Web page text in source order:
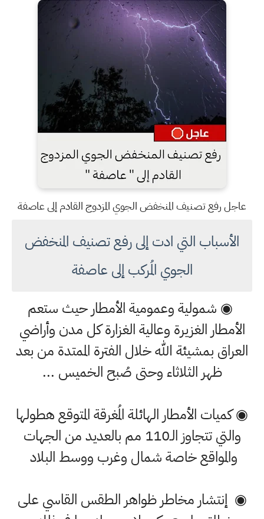
عاجل رفع تصنيف المنخفض الجوي المزدوج القادم إلى عاصفة
الأسباب التي ادت إلى رفع تصنيف المنخفض
الجوي المُركب إلى عاصفة
◉ شمولية وعمومية الأمطار حيث ستعم
الأمطار الغزيرة وعالية الغزارة كل مدن وأراضي
العراق بمشيئة الله خلال الفترة الممتدة من بعد
ظهر الثلاثاء وحتى صُبح الخميس ...
◉ كميات الأمطار الهائلة المُغرقة المتوقع هطولها
والتي تتجاوز الـ110 مم بالعديد من الجهات
والمواقع خاصة شمال وغرب ووسط البلاد
◉ إنتشار مخاطر ظواهر الطقس القاسي على